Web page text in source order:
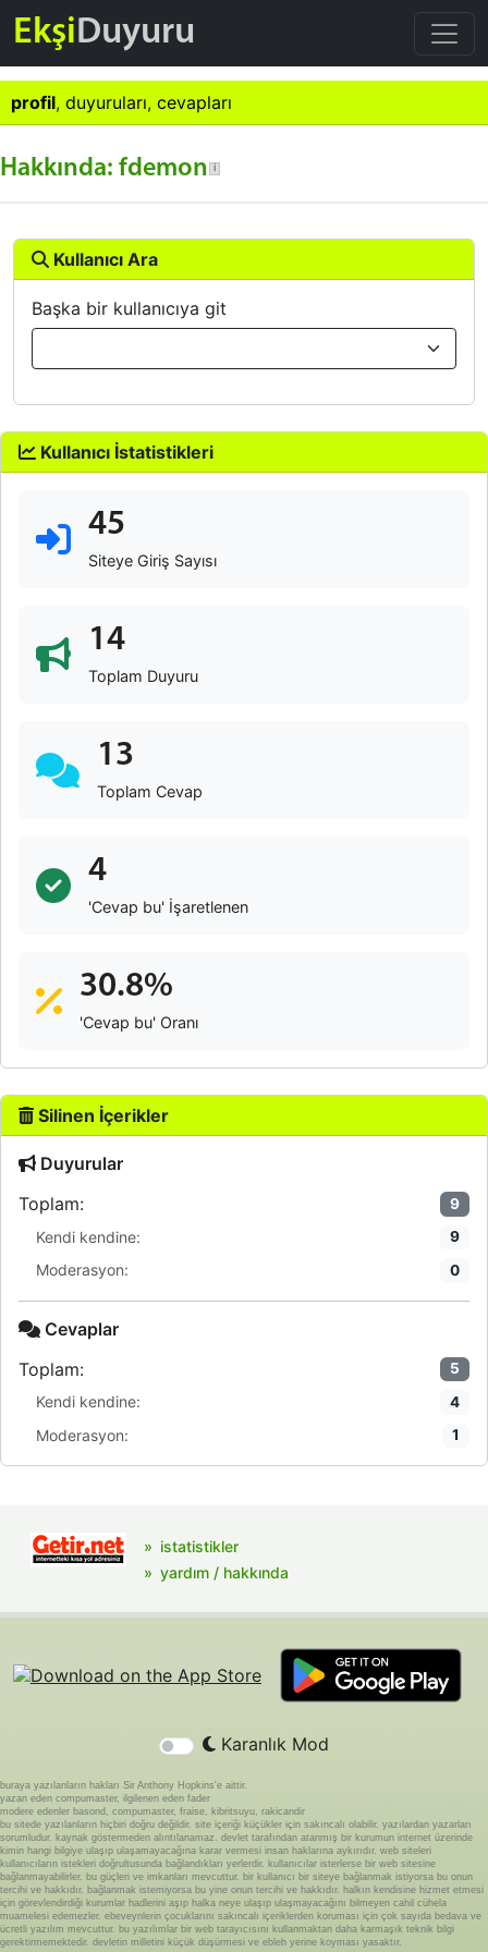
EkşiDuyuru
profil, duyuruları, cevapları
Hakkında: fdemon
Kullanıcı Ara
Başka bir kullanıcıya git
Kullanıcı İstatistikleri
45
Siteye Giriş Sayısı
14
Toplam Duyuru
13
Toplam Cevap
4
'Cevap bu' İşaretlenen
30.8%
'Cevap bu' Oranı
Silinen İçerikler
Duyurular
Toplam:
9
Kendi kendine: 9
Moderasyon: 0
Cevaplar
Toplam:
5
Kendi kendine: 4
Moderasyon: 1
istatistikler
yardım / hakkında
Karanlık Mod
buraya yazılanların hakları Sir Anthony Hopkins'e aittir.
yazan eden compumaster, ilgilenen eden fader
modere edenler basond, compumaster, fraise, kibritsuyu, rakicandir
bu sitede yazılanların hiçbiri doğru değildir. site içeriği küçükler için sakıncalı olabilir. yazılardan yazarları
sorumludur. kaynak göstermeden alıntılanamaz. devlet tarafından atanmış bir kurumun internet üzerinde
kimin hangi bilgiye ulaşıp ulaşamayacağına karar vermesi insan haklarına aykırıdır. web siteleri
kullanıcıların istekleri doğrultusunda bağlandıkları yerlerdir. kullanıcılar isterlerse bir web sitesine
bağlanmayabilirler. bu güçleri ve imkanları mevcuttur. bir kullanıcı bir siteye bağlanmak istiyorsa bu onun
tercihi ve hakkıdır. bağlanmak istemiyorsa bu yine onun tercihi ve hakkıdır. halkın kendisine hizmet etmesi
için görevlendirdiği kurumlar hadlerini aşıp halka neye ulaşıp ulaşmayacağını bilmeyen cahil cühela
muamelesi edemezler. ebeveynlerin çocuklarını sakıncalı içeriklerden koruması için çok sayıda bedava ve
ücretli yazılım mevcuttur. bu yazılımlar bir web tarayıcısını kullanmaktan daha karmaşık teknik bilgi
gerektirmemektedir. devletin milletini küçük düşürmesi ve ebleh yerine koyması yasaktır.